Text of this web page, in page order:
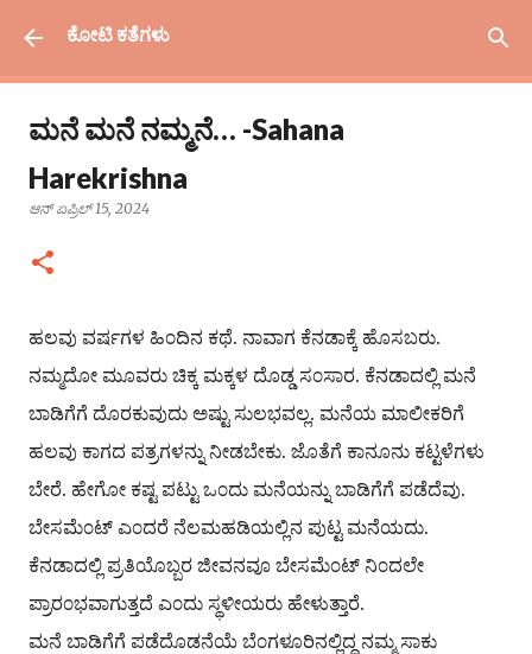
ಕೋಟಿ ಕತೆಗಳು
ಮನೆ ಮನೆ ನಮ್ಮನೆ… -Sahana
Harekrishna
ಆನ್ಏಪ್ರಿಲ್ 15, 2024
ಹಲವು ವರ್ಷಗಳ ಹಿ೦ದಿನ ಕಥೆ. ನಾವಾಗ ಕೆನಡಾಕ್ಕೆ ಹೊಸಬರು.
ನಮ್ಮದೋ ಮೂವರು ಚಿಕ್ಕ ಮಕ್ಕಳ ದೊಡ್ಡ ಸ೦ಸಾರ. ಕೆನಡಾದಲ್ಲಿ ಮನೆ
ಬಾಡಿಗೆಗೆ ದೊರಕುವುದು ಅಷ್ಟು ಸುಲಭವಲ್ಲ. ಮನೆಯ ಮಾಲೀಕರಿಗೆ
ಹಲವು ಕಾಗದ ಪತ್ರಗಳನ್ನು ನೀಡಬೇಕು. ಜೊತೆಗೆ ಕಾನೂನು ಕಟ್ಟಳೆಗಳು
ಬೇರೆ. ಹೇಗೋ ಕಷ್ಟ ಪಟ್ಟು ಒ೦ದು ಮನೆಯನ್ನು ಬಾಡಿಗೆಗೆ ಪಡೆದೆವು.
ಬೇಸಮೆ೦ಟ್ ಎ೦ದರೆ ನೆಲಮಹಡಿಯಲ್ಲಿನ ಪುಟ್ಟ ಮನೆಯದು.
ಕೆನಡಾದಲ್ಲಿ ಪ್ರತಿಯೊಬ್ಬರ ಜೀವನವೂ ಬೇಸಮೆ೦ಟ್ ನಿ೦ದಲೇ
ಪ್ರಾರ೦ಭವಾಗುತ್ತದೆ ಎ೦ದು ಸ್ಥಳೀಯರು ಹೇಳುತ್ತಾರೆ.
ಮನೆ ಬಾಡಿಗೆಗೆ ಪಡೆದೊಡನೆಯೆ ಬೆ೦ಗಳೂರಿನಲ್ಲಿದ್ದ ನಮ್ಮ ಸಾಕು